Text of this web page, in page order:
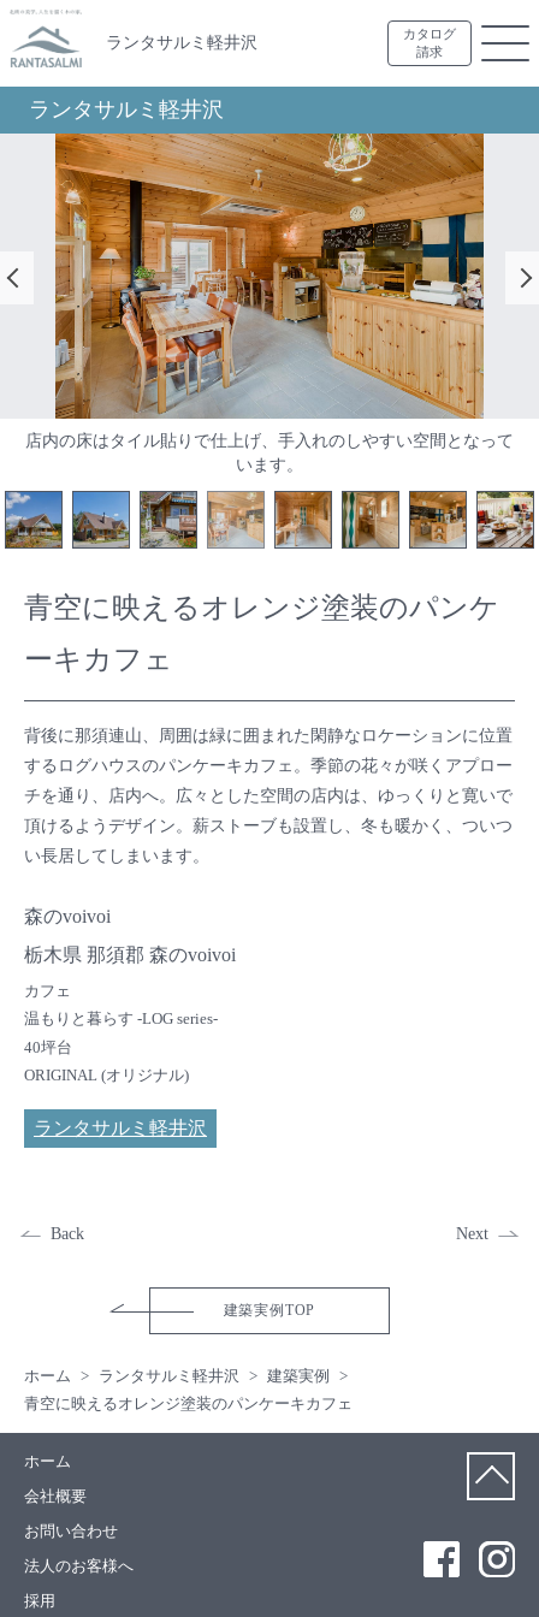
ランタサルミ軽井沢
カタログ
請求
ランタサルミ軽井沢
店内の床はタイル貼りで仕上げ、手入れのしやすい空間となって
います。
壁やポストでテーブル間に緩やかな独立間を設けた店内は、ゆっ
くりと寛げる雰囲気。写真正面はお客様用の手洗いとなっていま
す。
青空に映えるオレンジ塗装のパンケ
ーキカフェ
森のvoivoi
栃木県 那須郡 森のvoivoi
カフェ
温もりと暮らす -LOG series-
40坪台
ORIGINAL (オリジナル)
ランタサルミ軽井沢
背後に那須連山、周囲は緑に囲まれた閑静なロケーションに位置
するログハウスのパンケーキカフェ。季節の花々が咲くアプロー
チを通り、店内へ。広々とした空間の店内は、ゆっくりと寛いで
頂けるようデザイン。薪ストーブも設置し、冬も暖かく、ついつ
い長居してしまいます。
Back Next
建築実例TOP
ホーム ランタサルミ軽井沢
建築実例
青空に映えるオレンジ塗装のパンケーキカフェ
ホーム
会社概要
お問い合わせ
法人のお客様へ
採用